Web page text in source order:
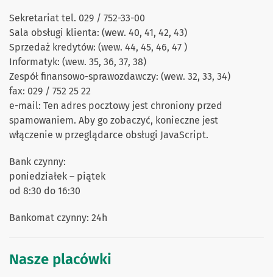
Sekretariat tel. 029 / 752-33-00
Sala obsługi klienta: (wew. 40, 41, 42, 43)
Sprzedaż kredytów: (wew. 44, 45, 46, 47 )
Informatyk: (wew. 35, 36, 37, 38)
Zespół finansowo-sprawozdawczy: (wew. 32, 33, 34)
fax: 029 / 752 25 22
e-mail: Ten adres pocztowy jest chroniony przed
spamowaniem. Aby go zobaczyć, konieczne jest
włączenie w przeglądarce obsługi JavaScript.
Bank czynny:
poniedziałek – piątek
od 8:30 do 16:30
Bankomat czynny: 24h
Nasze placówki